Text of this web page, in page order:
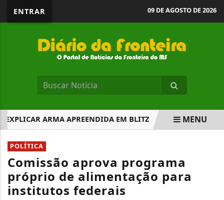
ENTRAR 09 DE AGOSTO DE 2026
ARMA APREENDIDA EM BLITZ CASO HENRY: 10°
EM ALTA
MENU
POLÍTICA
Comissão aprova programa
próprio de alimentação para
institutos federais